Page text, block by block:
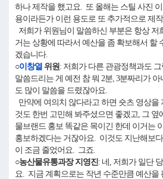
하나 제작을 했고요. 또 올해는 스틸 사진
용이라든가 이런 용도로 또 추가적으로 제
저희가 위원님이 말씀하신 부분은 항상 저
거는 상황에 따라서 예산을 좀 확보해서 할
겠습니다.
○이창열 위원: 저희가 다른 관광정책과도
말씀드리는 게 예전 참 뭐 2분, 3분짜리가
도 많이 말씀을 드렸잖아요.
만약에 여의치 않다라고 하면 숏츠 영상을
것도 한번 고민해 봐주셨으면 좋겠고, 그 옆
물브랜드 홍보 똑같은 목이긴 한데 이거는
홍보하겠다는 거잖아요. 이것도 지난해보
이 조금 줄었어요. 그죠.
○농산물유통과장 지영진: 네, 저희가 일단
요. 지금 계획으로는 작년 수준만큼 예산을